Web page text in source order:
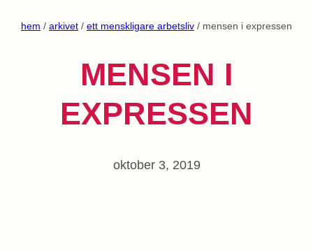
hem / arkivet / ett menskligare arbetsliv / mensen i expressen
MENSEN I
EXPRESSEN
oktober 3, 2019